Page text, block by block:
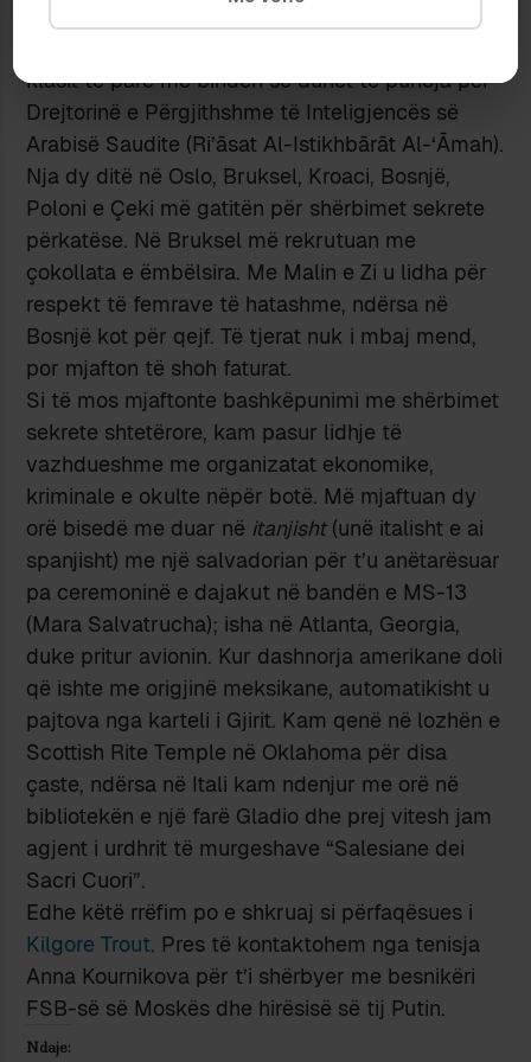
shërbimet sekrete si të nxirrja dorën në shi. Tre
klasit të parë më bindën se duhet të punoja për
Drejtorinë e Përgjithshme të Inteligjencës së
Arabisë Saudite (Ri’āsat Al-Istikhbārāt Al-‘Āmah).
Nja dy ditë në Oslo, Bruksel, Kroaci, Bosnjë,
Poloni e Çeki më gatitën për shërbimet sekrete
përkatëse. Në Bruksel më rekrutuan me
çokollata e ëmbëlsira. Me Malin e Zi u lidha për
respekt të femrave të hatashme, ndërsa në
Bosnjë kot për qejf. Të tjerat nuk i mbaj mend,
por mjafton të shoh faturat.
Si të mos mjaftonte bashkëpunimi me shërbimet
sekrete shtetërore, kam pasur lidhje të
vazhdueshme me organizatat ekonomike,
kriminale e okulte nëpër botë. Më mjaftuan dy
orë bisedë me duar në itanjisht(unë italisht e ai
spanjisht) me një salvadorian për t’u anëtarësuar
pa ceremoninë e dajakut në bandën e MS-13
(Mara Salvatrucha); isha në Atlanta, Georgia,
duke pritur avionin. Kur dashnorja amerikane doli
që ishte me origjinë meksikane, automatikisht u
pajtova nga karteli i Gjirit. Kam qenë në lozhën e
Scottish Rite Temple në Oklahoma për disa
çaste, ndërsa në Itali kam ndenjur me orë në
bibliotekën e një farë Gladio dhe prej vitesh jam
agjent i urdhrit të murgeshave “Salesiane dei
Sacri Cuori”.
Edhe këtë rrëfim po e shkruaj si përfaqësues i
Kilgore Trout. Pres të kontaktohem nga tenisja
Anna Kournikova për t’i shërbyer me besnikëri
FSB-së së Moskës dhe hirësisë së tij Putin.
Ndaje: